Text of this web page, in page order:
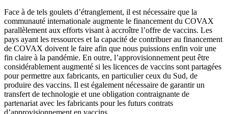
Face à de tels goulets d’étranglement, il est nécessaire que la
communauté internationale augmente le financement du COVAX
parallèlement aux efforts visant à accroître l’offre de vaccins. Les
pays ayant les ressources et la capacité de contribuer au financement
de COVAX doivent le faire afin que nous puissions enfin voir une
fin claire à la pandémie. En outre, l’approvisionnement peut être
considérablement augmenté si les licences de vaccins sont partagées
pour permettre aux fabricants, en particulier ceux du Sud, de
produire des vaccins. Il est également nécessaire de garantir un
transfert de technologie et une obligation contraignante de
partenariat avec les fabricants pour les futurs contrats